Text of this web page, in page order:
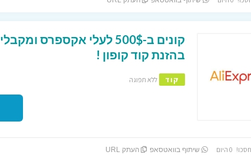
בהזנת קוד קופון !
קוד ללא תפוגה
שיתוף בוואטסאפ העתק URL